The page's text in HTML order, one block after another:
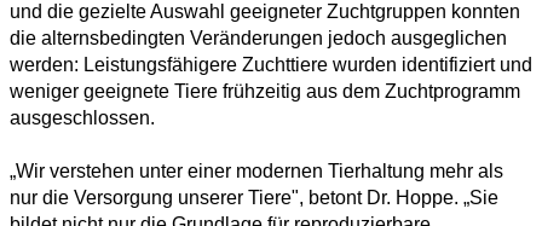
und die gezielte Auswahl geeigneter Zuchtgruppen konnten
die alternsbedingten Veränderungen jedoch ausgeglichen
werden: Leistungsfähigere Zuchttiere wurden identifiziert und
weniger geeignete Tiere frühzeitig aus dem Zuchtprogramm
ausgeschlossen.
„Wir verstehen unter einer modernen Tierhaltung mehr als
nur die Versorgung unserer Tiere", betont Dr. Hoppe. „Sie